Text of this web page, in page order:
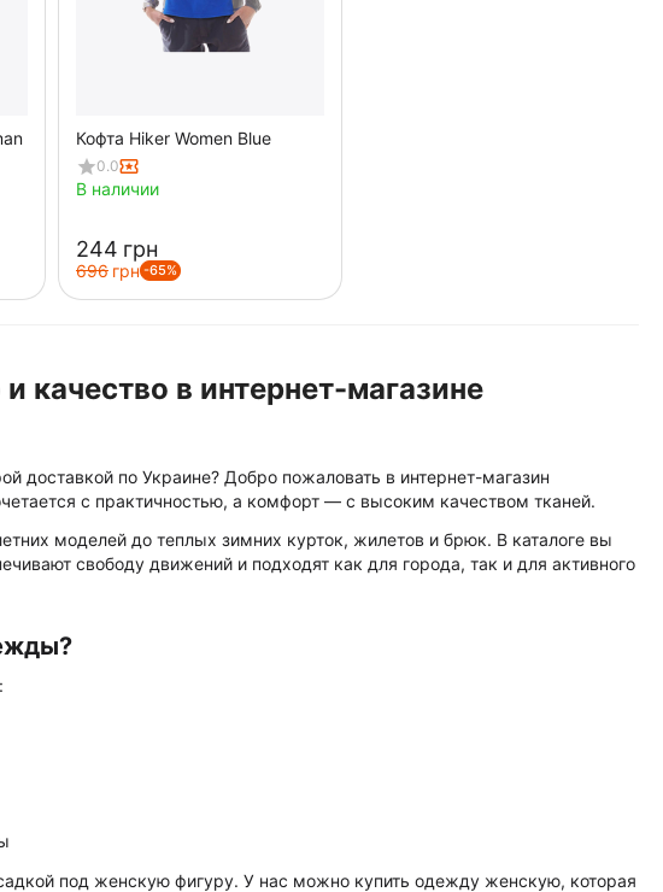
Кофта Hiker Women Blue
0.0
В наличии
‍244‍ грн
‍696‍ грн -65%
качество в интернет-магазине
доставкой по Украине? Добро пожаловать в интернет-магазин
с практичностью, а комфорт — с высоким качеством тканей.
моделей до теплых зимних курток, жилетов и брюк. В каталоге вы
свободу движений и подходят как для города, так и для активного
под женскую фигуру. У нас можно купить одежду женскую, которая